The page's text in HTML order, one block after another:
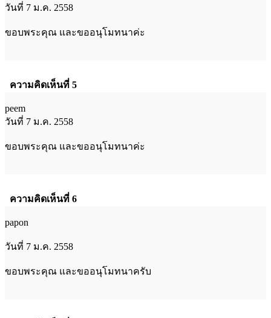
วันที่ 7 ม.ค. 2558
ขอบพระคุณ และขออนุโมทนาค่ะ
ความคิดเห็นที่ 5
peem
วันที่ 7 ม.ค. 2558
ขอบพระคุณ และขออนุโมทนาค่ะ
ความคิดเห็นที่ 6
papon
วันที่ 7 ม.ค. 2558
ขอบพระคุณ และขออนุโมทนาครับ